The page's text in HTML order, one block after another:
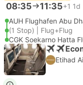
08:35 11:35+1 1d
AUH Flughafen Abu
(1 Stop) | Flug+Flug
CGK Soekarno Hatta
Etihad